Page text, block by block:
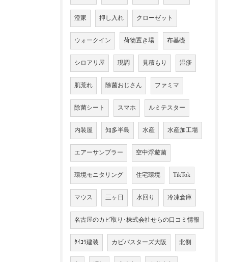
澄家 押し入れ クローゼット
ウォークイン 荷物置き場 布基礎
シロアリ屋 現調 見積もり 湿疹
肌荒れ 除菌おじさん ファミマ
除菌シート スマホ ルミテスター
内装屋 知多半島 水産 水産加工場
エアーサンプラー 空中浮遊菌
環境モニタリング 住宅環境 TikTok
マウス 三ヶ日 水回り 冷凍倉庫
名古屋のカビ取り･株式会社せらの口コミ情報
ﾀｲｺｳ建装 カビバスターズ大阪 北側